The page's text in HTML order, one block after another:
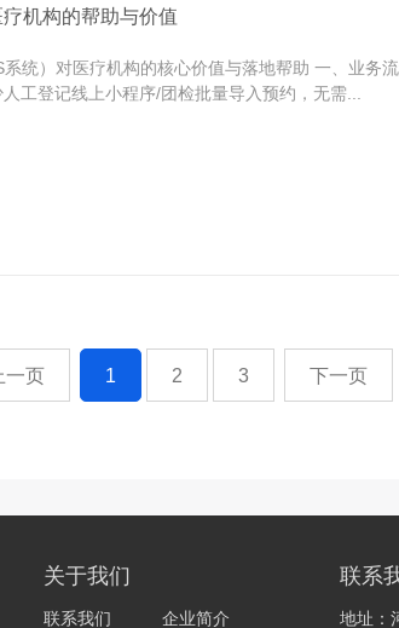
机构的帮助与价值
统）对医疗机构的核心价值与落地帮助 一、业务
工登记线上小程序/团检批量导入预约，无需...
一页 1 2 3 下一页
关于我们
联系我们 企业简介
联系
地址：